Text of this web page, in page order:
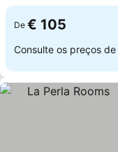
De € 105
Consulte os preços de